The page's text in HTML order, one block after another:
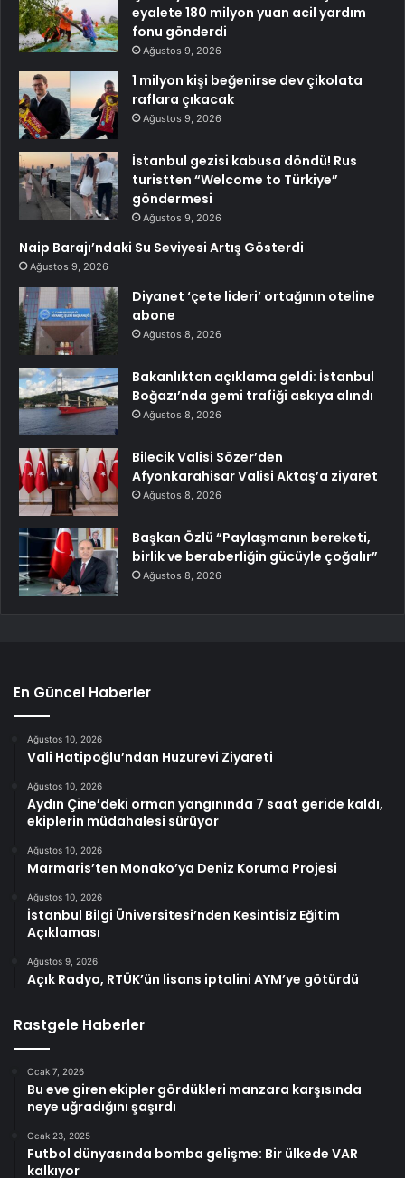
eyalete 180 milyon yuan acil yardım
fonu gönderdi
Ağustos 9, 2026
1 milyon kişi beğenirse dev çikolata
raflara çıkacak
Ağustos 9, 2026
İstanbul gezisi kabusa döndü! Rus
turistten “Welcome to Türkiye”
göndermesi
Ağustos 9, 2026
Naip Barajı’ndaki Su Seviyesi Artış Gösterdi
Ağustos 9, 2026
Diyanet ‘çete lideri’ ortağının oteline
abone
Ağustos 8, 2026
Bakanlıktan açıklama geldi: İstanbul
Boğazı’nda gemi trafiği askıya alındı
Ağustos 8, 2026
Bilecik Valisi Sözer’den
Afyonkarahisar Valisi Aktaş’a ziyaret
Ağustos 8, 2026
Başkan Özlü “Paylaşmanın bereketi,
birlik ve beraberliğin gücüyle çoğalır”
Ağustos 8, 2026
En Güncel Haberler
Ağustos 10, 2026
Vali Hatipoğlu’ndan Huzurevi Ziyareti
Ağustos 10, 2026
Aydın Çine’deki orman yangınında 7 saat geride kaldı,
ekiplerin müdahalesi sürüyor
Ağustos 10, 2026
Marmaris’ten Monako’ya Deniz Koruma Projesi
Ağustos 10, 2026
İstanbul Bilgi Üniversitesi’nden Kesintisiz Eğitim
Açıklaması
Ağustos 9, 2026
Açık Radyo, RTÜK’ün lisans iptalini AYM’ye götürdü
Rastgele Haberler
Ocak 7, 2026
Bu eve giren ekipler gördükleri manzara karşısında
neye uğradığını şaşırdı
Ocak 23, 2025
Futbol dünyasında bomba gelişme: Bir ülkede VAR
kalkıyor